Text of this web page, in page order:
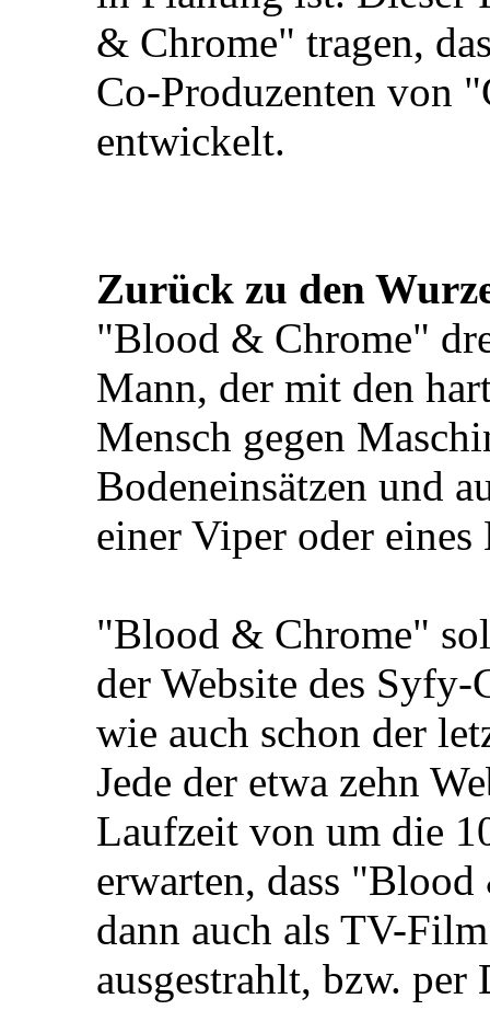
& Chrome" tragen,
Co-Produzenten von
entwickelt.
Zurück zu den
"Blood & Chrome"
Mann, der mit den
Mensch gegen
Bodeneinsätzen und
einer Viper oder eines
"Blood & Chrome"
der Website des Syfy-
wie auch schon der
Jede der etwa zehn
Laufzeit von um die
erwarten, dass
dann auch als TV-
ausgestrahlt, bzw.